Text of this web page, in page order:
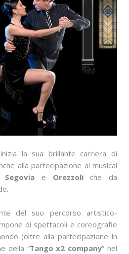
la sua brillante carriera di
alla partecipazione al musical
Segovia e Orezzoliche da
del suo percorso artistico-
di spettacoli e coreografie
(oltre alla partecipazione in
della “Tango x2 company” nel